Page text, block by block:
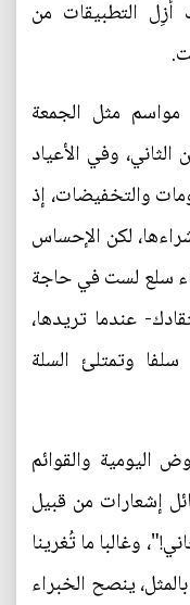
التطبيقات من
مثل الجمعة
وفي الأعياد
والتخفيضات، إذ
لكن الإحساس
سلع لست في حاجة
عندما تريدها،
وتمتلئ السلة
اليومية والقوائم
إشعارات من قبيل
مجاني!"، وغالبا ما تُغرينا
ينصح الخبراء